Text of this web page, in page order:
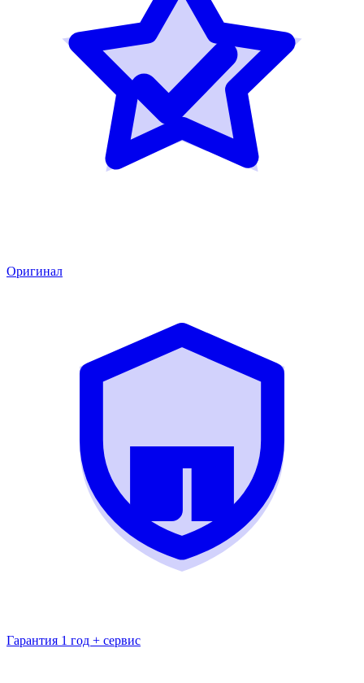
Оригинал
Гарантия 1 год + сервис